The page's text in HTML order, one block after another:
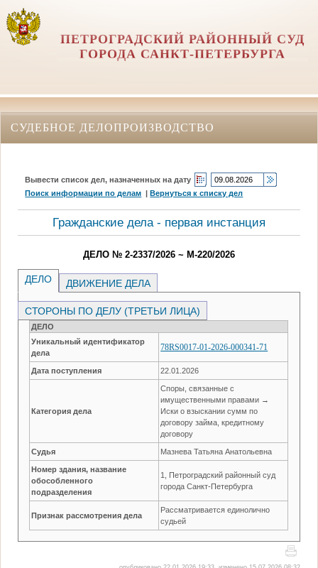
ПЕТРОГРАДСКИЙ РАЙОННЫЙ СУД
ГОРОДА САНКТ-ПЕТЕРБУРГА
СУДЕБНОЕ ДЕЛОПРОИЗВОДСТВО
Вывести список дел, назначенных на дату
Поиск информации по делам |Вернуться к списку дел
Гражданские дела - первая инстанция
ДЕЛО № 2-2337/2026 ~ М-220/2026
ДЕЛО ДВИЖЕНИЕ ДЕЛА
СТОРОНЫ ПО ДЕЛУ (ТРЕТЬИ ЛИЦА)
ДЕЛО
Уникальный идентификатор
дела
78RS0017-01-2026-000341-71
Дата поступления 22.01.2026
Категория дела
Споры, связанные с
имущественными правами →
Иски о взыскании сумм по
договору займа, кредитному
договору
Судья Мазнева Татьяна Анатольевна
Номер здания, название
обособленного
подразделения
1, Петроградский районный суд
города Санкт-Петербурга
Признак рассмотрения дела
Рассматривается единолично
судьей